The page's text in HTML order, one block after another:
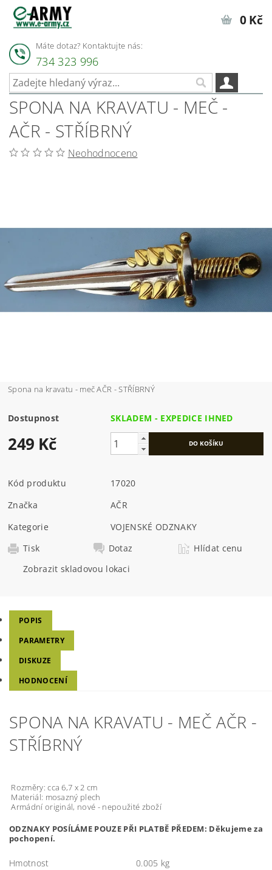
Máte dotaz? Kontaktujte nás:
734 323 996
0 Kč
SPONA NA KRAVATU - MEČ -
AČR - STŘÍBRNÝ
Neohodnoceno
Spona na kravatu - meč AČR - STŘÍBRNÝ
Dostupnost SKLADEM - EXPEDICE IHNED
249 Kč
Kód produktu
17020
Značka
AČR
Kategorie
VOJENSKÉ ODZNAKY
Tisk
Dotaz
Hlídat cenu
Zobrazit skladovou lokaci
POPIS
PARAMETRY
DISKUZE
HODNOCENÍ
SPONA NA KRAVATU - MEČ AČR -
STŘÍBRNÝ
Rozměry: cca 6,7 x 2 cm
Materiál: mosazný plech
Armádní originál, nové - nepoužité zboží
ODZNAKY POSÍLÁME POUZE PŘI PLATBĚ PŘEDEM: Děkujeme za
pochopení.
Hmotnost
0.005 kg